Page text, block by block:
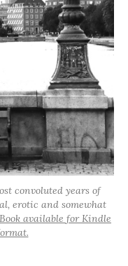
convoluted years of
erotic and somewhat
Book available for Kindle